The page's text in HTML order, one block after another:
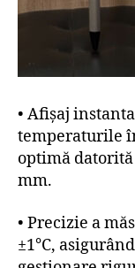
• Afișaj
temperaturile
optimă
mm.
• Precizie a
±1°C,